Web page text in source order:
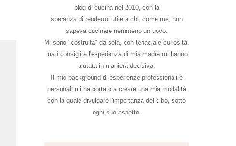
blog di cucina nel 2010, con la
speranza di rendermi utile a chi, come me, non
sapeva cucinare nemmeno un uovo.
Mi sono "costruita" da sola, con tenacia e curiosità,
ma i consigli e l'esperienza di mia madre mi hanno
aiutata in maniera decisiva.
Il mio background di esperienze professionali e
personali mi ha portato a creare una mia modalità
con la quale divulgare l'importanza del cibo, sotto
ogni suo aspetto.